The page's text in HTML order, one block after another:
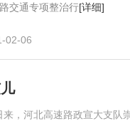
交通专项整治行[详细]
02-06
，河北高速路政宣大支